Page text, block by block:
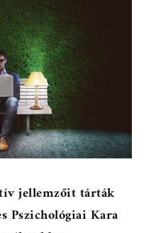
jellemzőit tárták
Pszichológiai Kara